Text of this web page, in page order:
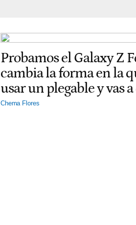
Probamos el Galaxy Z
cambia la forma en la
usar un plegable y vas
Chema Flores